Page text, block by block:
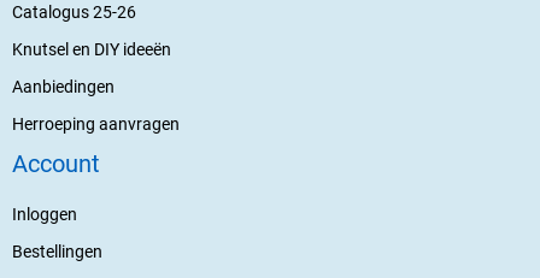
Catalogus 25-26
Knutsel en DIY ideeën
Aanbiedingen
Herroeping aanvragen
Account
Inloggen
Bestellingen